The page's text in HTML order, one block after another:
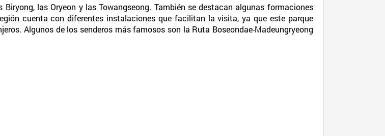
las Oryeon y las Towangseong. También se destacan algunas formaciones
cuenta con diferentes instalaciones que facilitan la visita, ya que este parque
Algunos de los senderos más famosos son la Ruta Boseondae-Madeungryeong